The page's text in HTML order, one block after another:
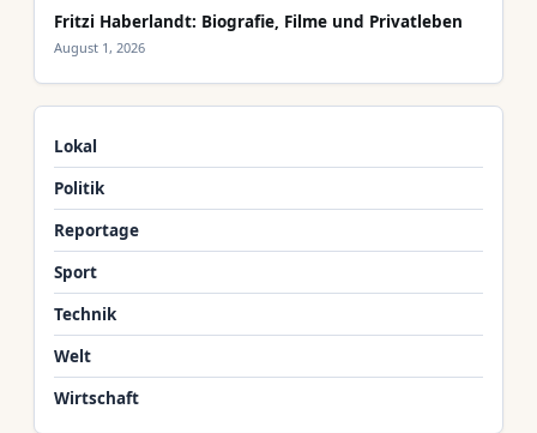
Fritzi Haberlandt: Biografie, Filme und Privatleben
August 1, 2026
Lokal
Politik
Reportage
Sport
Technik
Welt
Wirtschaft